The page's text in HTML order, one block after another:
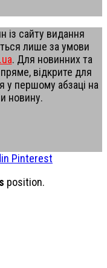
із сайту видання
лише за умови
. Для новинних та
відкрите для
у першому абзаці на
новину.
Pinterest
position.